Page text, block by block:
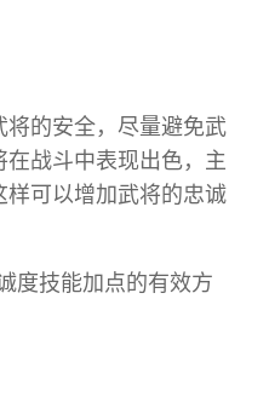
的安全，尽量避免武
战斗中表现出色，主
可以增加武将的忠诚